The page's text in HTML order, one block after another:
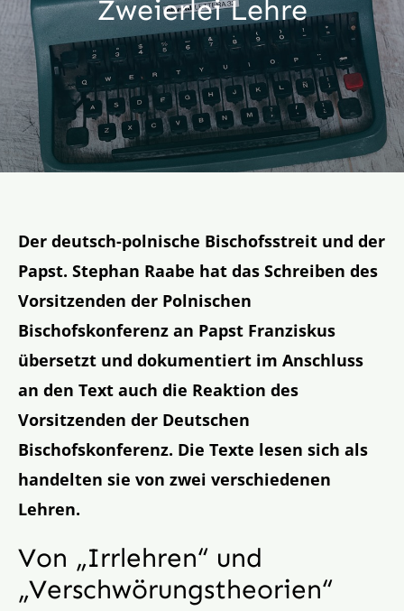
Aktion
Veröffentlichungen
Zweierlei Lehre
Der deutsch-polnische Bischofsstreit und der
Papst. Stephan Raabe hat das Schreiben des
Vorsitzenden der Polnischen
Bischofskonferenz an Papst Franziskus
übersetzt und dokumentiert im Anschluss
an den Text auch die Reaktion des
Vorsitzenden der Deutschen
Bischofskonferenz. Die Texte lesen sich als
handelten sie von zwei verschiedenen
Lehren.
Von „Irrlehren“ und
„Verschwörungstheorien“